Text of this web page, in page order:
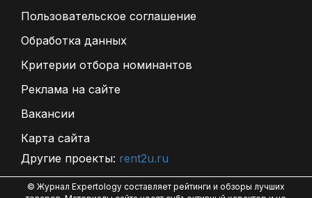
Пользовательское соглашение
Обработка данных
Критерии отбора номинантов
Реклама на сайте
Вакансии
Карта сайта
Другие проекты: rent2u.ru
© Журнал Expertology составляет рейтинги и обзоры лучших